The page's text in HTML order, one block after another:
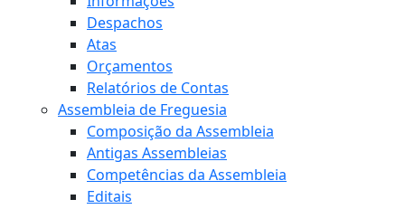
Despachos
Atas
Orçamentos
Relatórios de Contas
Assembleia de Freguesia
Composição da Assembleia
Antigas Assembleias
Competências da Assembleia
Editais